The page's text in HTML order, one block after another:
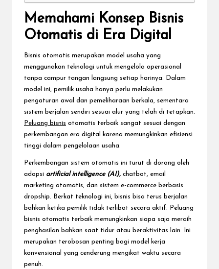
Memahami Konsep Bisnis
Otomatis di Era Digital
Bisnis otomatis merupakan model usaha yang
menggunakan teknologi untuk mengelola operasional
tanpa campur tangan langsung setiap harinya. Dalam
model ini, pemilik usaha hanya perlu melakukan
pengaturan awal dan pemeliharaan berkala, sementara
sistem berjalan sendiri sesuai alur yang telah di tetapkan.
Peluang bisnis otomatis terbaik sangat sesuai dengan
perkembangan era digital karena memungkinkan efisiensi
tinggi dalam pengelolaan usaha.
Perkembangan sistem otomatis ini turut di dorong oleh
adopsi artificial intelligence (AI), chatbot, email
marketing otomatis, dan sistem e-commerce berbasis
dropship. Berkat teknologi ini, bisnis bisa terus berjalan
bahkan ketika pemilik tidak terlibat secara aktif. Peluang
bisnis otomatis terbaik memungkinkan siapa saja meraih
penghasilan bahkan saat tidur atau beraktivitas lain. Ini
merupakan terobosan penting bagi model kerja
konvensional yang cenderung mengikat waktu secara
penuh.